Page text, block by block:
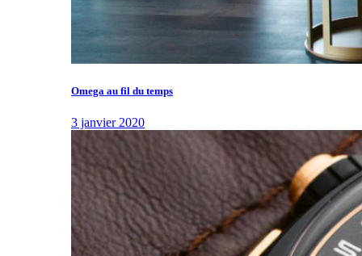
Omega au fil du temps
3 janvier 2020